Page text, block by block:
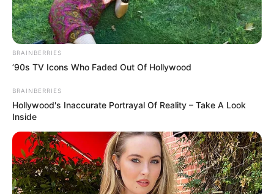
BRAINBERRIES
’90s TV Icons Who Faded Out Of Hollywood
BRAINBERRIES
Hollywood's Inaccurate Portrayal Of Reality – Take A Look
Inside